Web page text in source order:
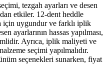
tezgah ayarları ve desen
etkiler. 12-dent heddle
için uygundur ve farklı iplik
ayarlarının hassas yapılması,
Ayrıca, iplik maliyeti ve
seçimi yapılmalıdır.
seçenekleri sunarken, fiyat